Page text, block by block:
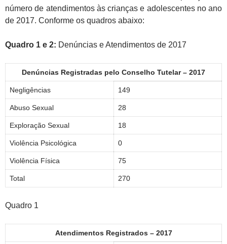
número de atendimentos às crianças e adolescentes no ano
de 2017. Conforme os quadros abaixo:
Quadro 1 e 2: Denúncias e Atendimentos de 2017
Denúncias Registradas pelo Conselho Tutelar – 2017
Negligências 149
Abuso Sexual 28
Exploração Sexual 18
Violência Psicológica 0
Violência Física 75
Total 270
Quadro 1
Atendimentos Registrados – 2017